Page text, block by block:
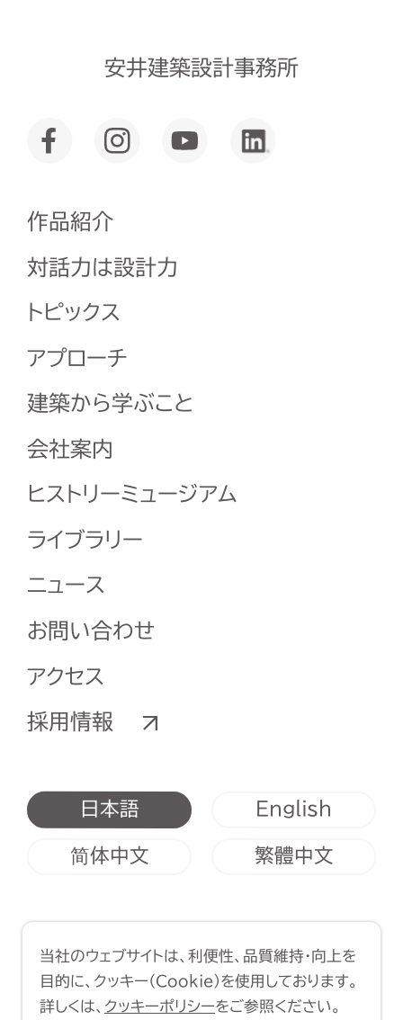
安井建築設計事務所
作品紹介
対話力は設計力
トピックス
アプローチ
建築から学ぶこと
会社案内
ヒストリーミュージアム
ライブラリー
ニュース
お問い合わせ
アクセス
採用情報
日本語 English
简体中文 繁體中文
Copyright (C) 1998-2026 Yasui
Architects & Engineers, Inc.
当社のウェブサイトは、利便性、品質維持・向上を
目的に、クッキー（Cookie）を使用しております。
詳しくは、 クッキーポリシーをご参照ください。